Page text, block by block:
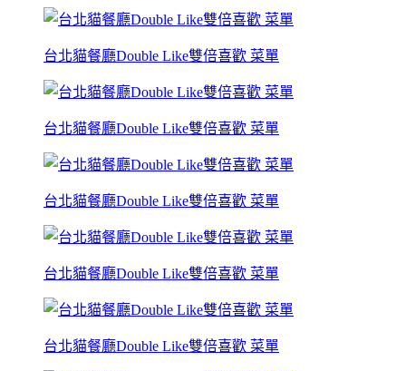
台北貓餐廳Double Like雙倍喜歡 菜單
台北貓餐廳Double Like雙倍喜歡 菜單
台北貓餐廳Double Like雙倍喜歡 菜單
台北貓餐廳Double Like雙倍喜歡 菜單
台北貓餐廳Double Like雙倍喜歡 菜單